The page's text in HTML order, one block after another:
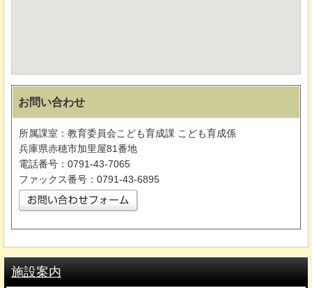
お問い合わせ
所属課室：教育委員会こども育成課 こども育成係
兵庫県赤穂市加里屋81番地
電話番号：0791-43-7065
ファックス番号：0791-43-6895
施設案内